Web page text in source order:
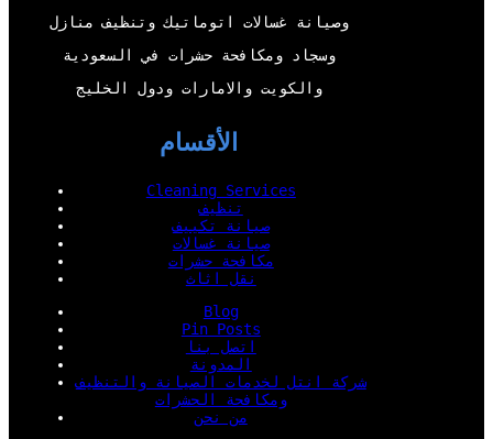
وصيانة غسالات اتوماتيك وتنظيف منازل
وسجاد ومكافحة حشرات في السعودية
والكويت والامارات ودول الخليج
الأقسام
Cleaning Services
تنظيف
صيانة تكييف
صيانة غسالات
مكافحة حشرات
نقل اثاث
Blog
Pin Posts
اتصل بنا
المدونة
شركة انتل لخدمات الصيانة والتنظيف
ومكافحة الحشرات
من نحن